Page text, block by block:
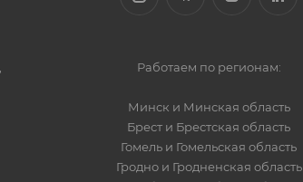
Работаем по регионам:
Минск и Минская область
Брест и Брестская область
Гомель и Гомельская область
Гродно и Гродненская область